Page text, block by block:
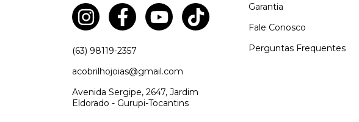
(63) 98119-2357
acobrilhojoias@gmail.com
Avenida Sergipe, 2647, Jardim
Eldorado - Gurupi-Tocantins
Garantia
Fale Conosco
Perguntas Frequentes